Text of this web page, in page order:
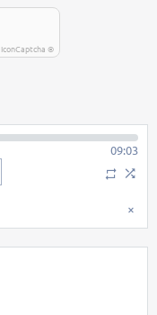
IconCaptcha ©
09:03
×